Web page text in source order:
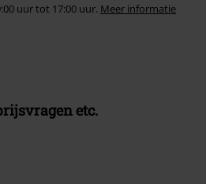
uur tot 17:00 uur. Meer informatie
etc.